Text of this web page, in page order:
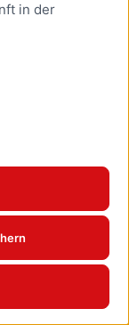
in der